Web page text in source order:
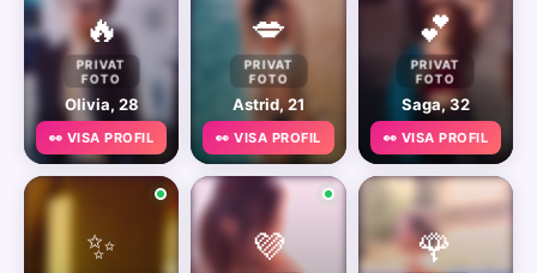
🔥
PRIVAT
FOTO
Olivia, 28
👀 VISA PROFIL
💋
PRIVAT
FOTO
Astrid, 21
👀 VISA PROFIL
💕
PRIVAT
FOTO
Saga, 32
👀 VISA PROFIL
✨ 💜 🌹